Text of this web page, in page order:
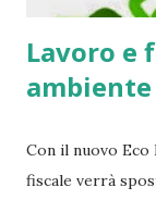
Lavoro e
ambiente
Con il nuovo
fiscale verrà